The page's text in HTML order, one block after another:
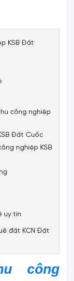
KSB Đất
công nghiệp
Đất Cuốc
nghiệp KSB
uy tín
đất KCN Đất
công